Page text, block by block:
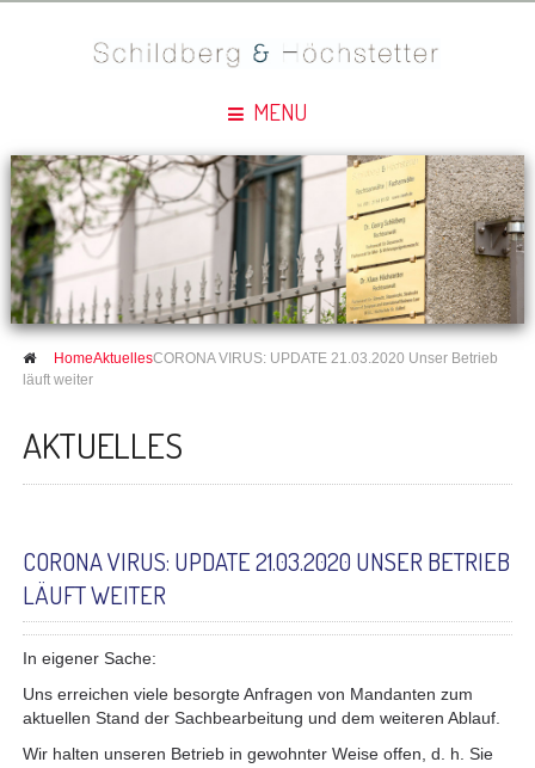
MENU
HomeAktuellesCORONA VIRUS: UPDATE 21.03.2020 Unser Betrieb
läuft weiter
AKTUELLES
CORONA VIRUS: UPDATE 21.03.2020 UNSER BETRIEB
LÄUFT WEITER
In eigener Sache:
Uns erreichen viele besorgte Anfragen von Mandanten zum
aktuellen Stand der Sachbearbeitung und dem weiteren Ablauf.
Wir halten unseren Betrieb in gewohnter Weise offen, d. h. Sie